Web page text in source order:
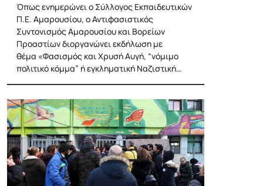
Όπως ενημερώνει ο Σύλλογος Εκπαιδευτικών
Π.Ε. Αμαρουσίου, ο Αντιφασιστικός
Συντονισμός Αμαρουσίου και Βορείων
Προαστίων διοργανώνει εκδήλωση με
θέμα «Φασισμός και Χρυσή Αυγή, “νόμιμο
πολιτικό κόμμα” ή εγκληματική Ναζιστική…